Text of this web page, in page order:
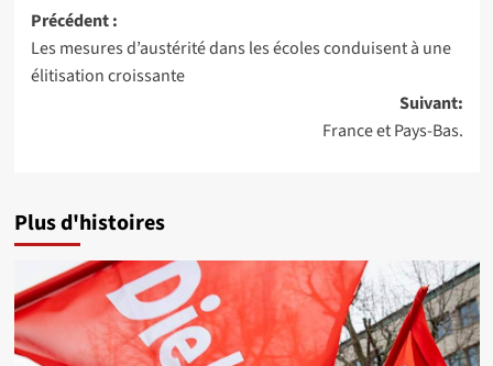
Navigation
d’article
Précédent :
Les mesures d’austérité dans les écoles conduisent à une
élitisation croissante
Suivant:
France et Pays-Bas.
Plus d'histoires